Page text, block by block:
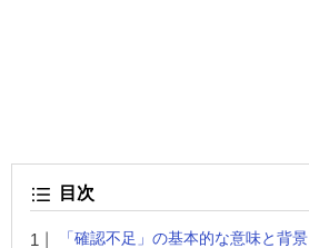
目次
「確認不足」の基本的な意味と背景